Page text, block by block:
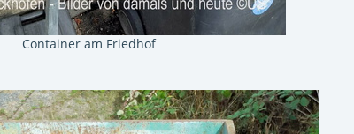
Container am Friedhof